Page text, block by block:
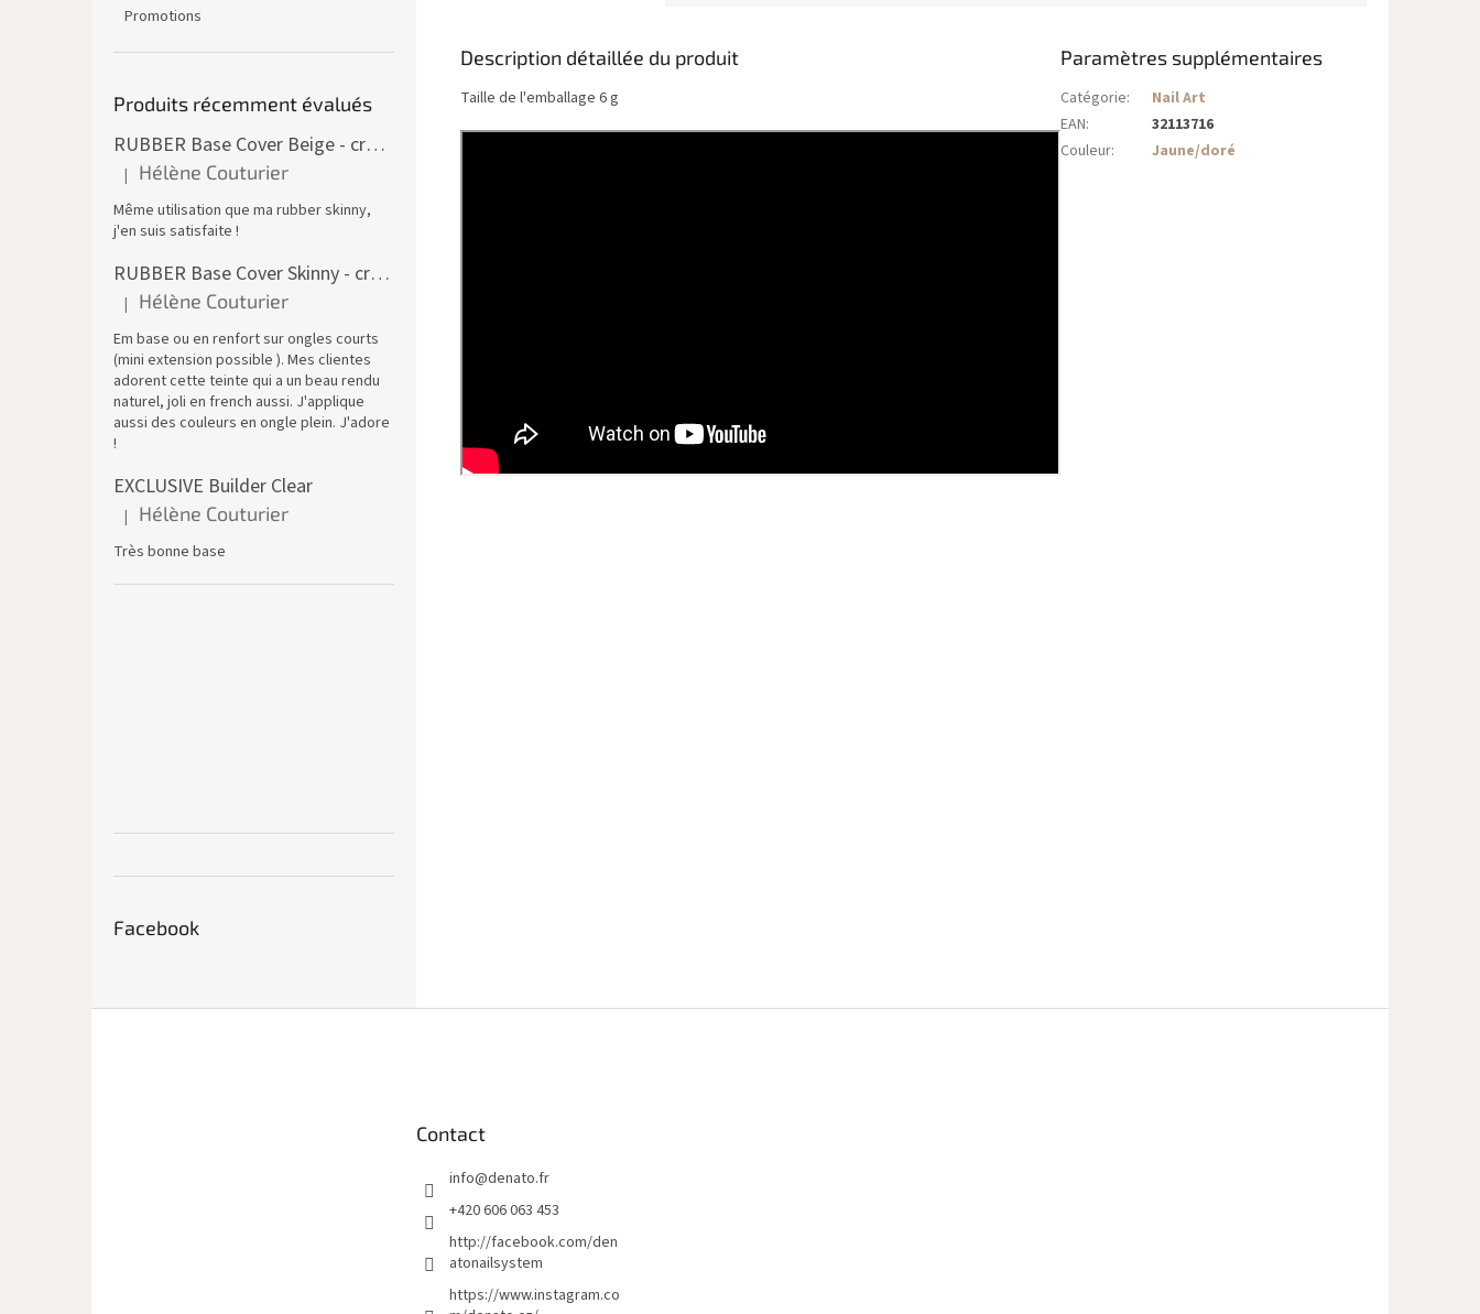
Promotions
Produits récemment évalués
RUBBER Base Cover Beige - creuset 30 ml
L'évaluation du produit est de 5 sur 5 étoiles.
| Hélène Couturier
Même utilisation que ma rubber skinny,
j'en suis satisfaite !
RUBBER Base Cover Skinny - creuset 30 g
L'évaluation du produit est de 5 sur 5 étoiles.
| Hélène Couturier
Em base ou en renfort sur ongles courts
(mini extension possible ). Mes clientes
adorent cette teinte qui a un beau rendu
naturel, joli en french aussi. J'applique
aussi des couleurs en ongle plein. J'adore
!
EXCLUSIVE Builder Clear
L'évaluation du produit est de 5 sur 5 étoiles.
| Hélène Couturier
Très bonne base
Facebook
Description détaillée du produit
Taille de l'emballage 6 g
Paramètres supplémentaires
Catégorie:
Nail Art
EAN:
32113716
Couleur: Jaune/doré
Contact
info@denato.fr
+420 606 063 453
http://facebook.com/den
atonailsystem
https://www.instagram.co